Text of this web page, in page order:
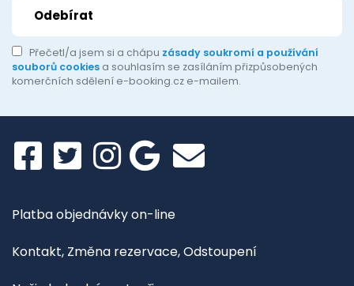
Přečetl/a jsem si a chápu zásady soukromí a používání
souborů cookies a souhlasím se zasíláním přizpůsobených
komerčních sdělení e-booking.cz e-mailem.
Platba objednávky on-line
Kontakt, Změna rezervace, Odstoupení